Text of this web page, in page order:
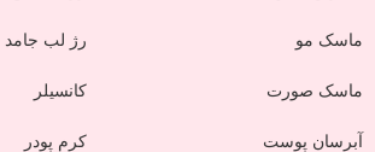
ماسک مو
ماسک صورت
آبرسان پوست
رژ لب جامد
کانسیلر
کرم پودر